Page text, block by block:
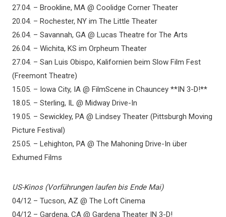
27.04. – Brookline, MA @ Coolidge Corner Theater
20.04. – Rochester, NY im The Little Theater
26.04. – Savannah, GA @ Lucas Theatre for The Arts
26.04. – Wichita, KS im Orpheum Theater
27.04. – San Luis Obispo, Kalifornien beim Slow Film Fest
(Freemont Theatre)
15.05. – Iowa City, IA @ FilmScene in Chauncey **IN 3-D!**
18.05. – Sterling, IL @ Midway Drive-In
19.05. – Sewickley, PA @ Lindsey Theater (Pittsburgh Moving
Picture Festival)
25.05. – Lehighton, PA @ The Mahoning Drive-In über
Exhumed Films
US-Kinos (Vorführungen laufen bis Ende Mai)
04/12 – Tucson, AZ @ The Loft Cinema
04/12 – Gardena, CA @ Gardena Theater IN 3-D!